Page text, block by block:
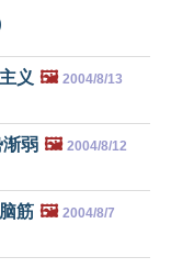
义 🖼️ 2004/8/13
弱 🖼️ 2004/8/12
筋 🖼️ 2004/8/7